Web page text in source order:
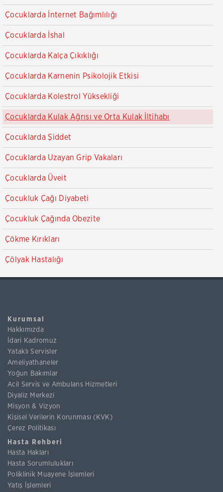
Çocuklarda İnternet Bağımlılığı
Çocuklarda İshal
Çocuklarda Kalça Çıkıklığı
Çocuklarda Karnenin Psikolojik Etkisi
Çocuklarda Kolestrol Yüksekliği
Çocuklarda Kulak Ağrısı ve Orta Kulak İltihabı
Çocuklarda Şiddet
Çocuklarda Uzayan Grip Vakaları
Çocuklarda Üveit
Çocukluk Çağı Diyabeti
Çocukluk Çağında Obezite
Çökme Kırıkları
Çölyak Hastalığı
Kurumsal
Hakkımızda
İdari Kadromuz
Yataklı Servisler
Ameliyathaneler
Yoğun Bakımlar
Acil Servis ve Ambulans Hizmetleri
Diyaliz Merkezi
Misyon & Vizyon
Kişisel Verilerin Korunması (KVK)
Çerez Politikası
Hasta Rehberi
Hasta Hakları
Hasta Sorumlulukları
Poliklinik Muayene İşlemleri
Yatış İşlemleri